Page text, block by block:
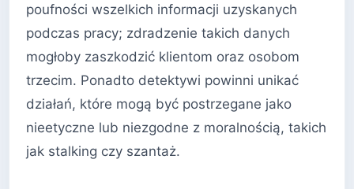
poufności wszelkich informacji uzyskanych
podczas pracy; zdradzenie takich danych
mogłoby zaszkodzić klientom oraz osobom
trzecim. Ponadto detektywi powinni unikać
działań, które mogą być postrzegane jako
nieetyczne lub niezgodne z moralnością, takich
jak stalking czy szantaż.